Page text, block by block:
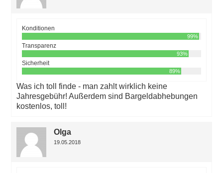
Konditionen
99%
Transparenz
93%
Sicherheit
89%
Was ich toll finde - man zahlt wirklich keine
Jahresgebühr! Außerdem sind Bargeldabhebungen
kostenlos, toll!
Olga
19.05.2018